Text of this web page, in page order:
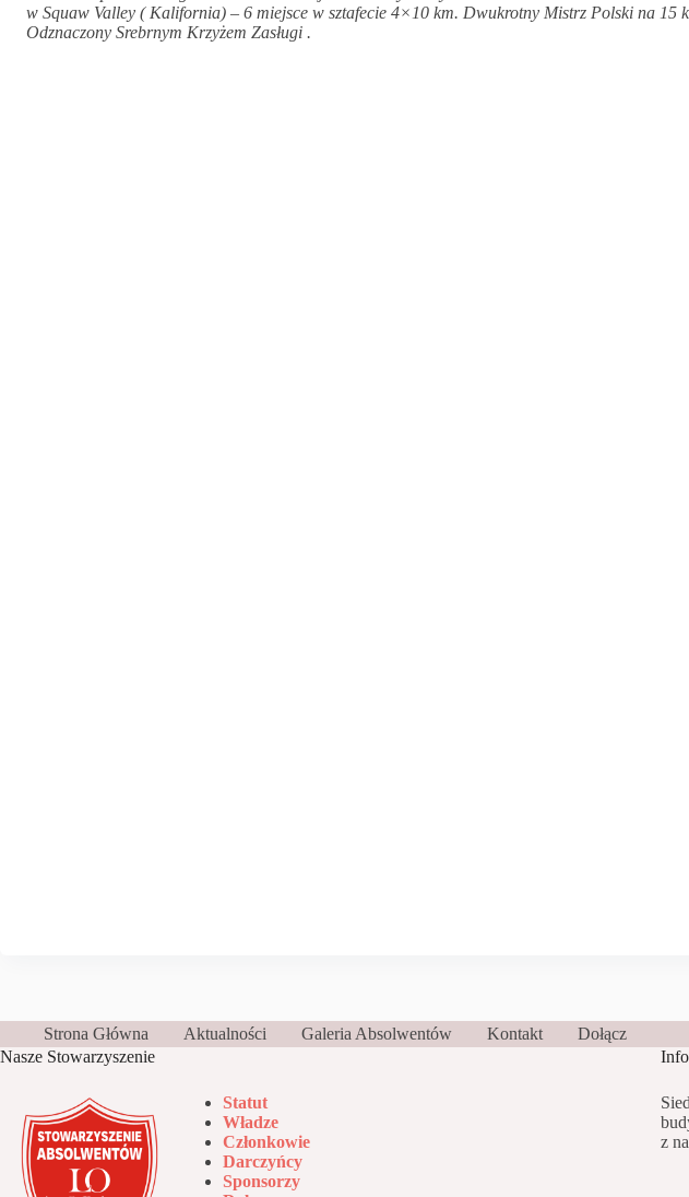
w Squaw Valley ( Kalifornia) – 6 miejsce w sztafecie 4×10 km. Dwukrotny Mistrz Polski na 15
Odznaczony Srebrnym Krzyżem Zasługi .
Strona Główna Aktualności Galeria Absolwentów Kontakt
Dołącz
Nasze Stowarzyszenie
Statut
Władze
Członkowie
Darczyńcy
Sponsorzy
z